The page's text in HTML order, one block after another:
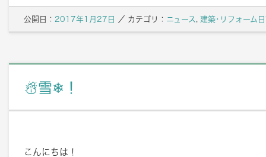
公開日： 2017年1月27日 ／ カテゴリ： ニュース , 建築･リフォーム
☃雪❄！
こんにちは！